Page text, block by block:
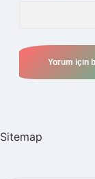
Sitemap